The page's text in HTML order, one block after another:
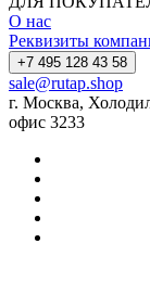
О нас
Реквизиты
+7 495 128 43 58
sale@rutap.shop
г. Москва,
офис 3233